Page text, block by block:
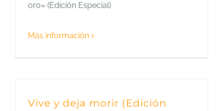
oro» (Edición Especial)
Más información
Vive y deja morir (Edición